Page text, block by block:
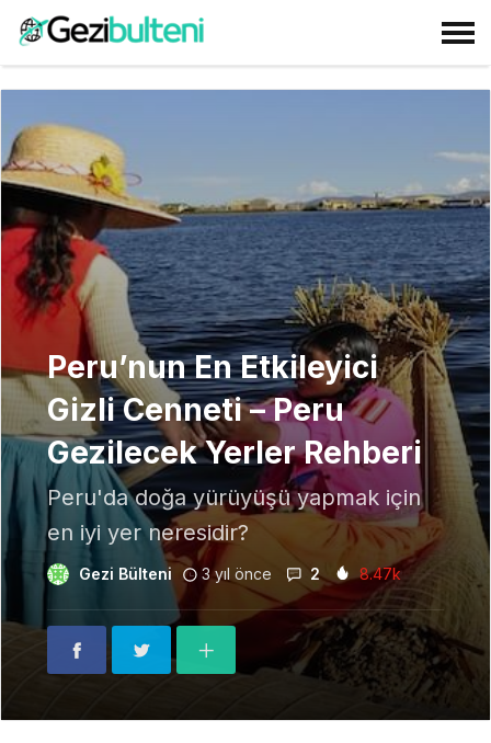
Peru’nun En Etkileyici
Gizli Cenneti – Peru
Gezilecek Yerler Rehberi
Peru'da doğa yürüyüşü yapmak için
en iyi yer neresidir?
Gezi Bülteni 3 yıl önce 2 8.47k